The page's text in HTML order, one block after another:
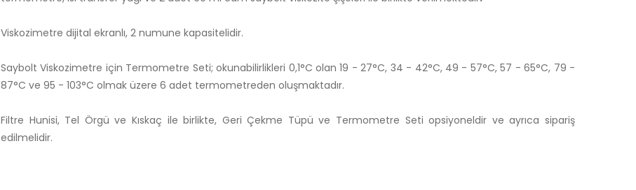
Viskozimetre dijital ekranlı, 2 numune kapasitelidir.
Saybolt Viskozimetre için Termometre Seti; okunabilirlikleri 0,1°C olan 19 - 27°C, 34 - 42°C, 49 - 57°C, 57 - 65°C, 79 -
87°C ve 95 - 103°C olmak üzere 6 adet termometreden oluşmaktadır.
Filtre Hunisi, Tel Örgü ve Kıskaç ile birlikte, Geri Çekme Tüpü ve Termometre Seti opsiyoneldir ve ayrıca sipariş
edilmelidir.